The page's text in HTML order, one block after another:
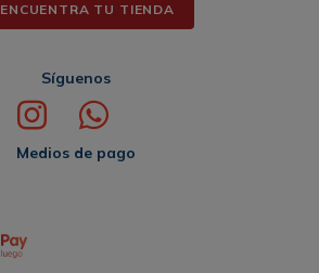
ENCUENTRA TU TIENDA
Síguenos
Medios de pago